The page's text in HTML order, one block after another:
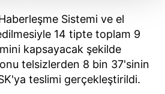
bu çerezlere izin vermedikleri
reklamlar
sunabilmek için İnternet
üçüncü kişilere ait çerezler
Sistemi ve el
14 tipte toplam 9
kapsayacak şekilde
telsizlerden 8 bin 37'sinin
teslimi gerçekleştirildi.